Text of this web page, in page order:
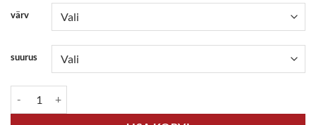
värv
suurus